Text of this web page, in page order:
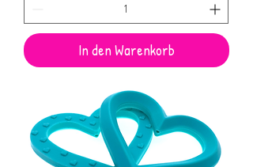
In den Warenkorb